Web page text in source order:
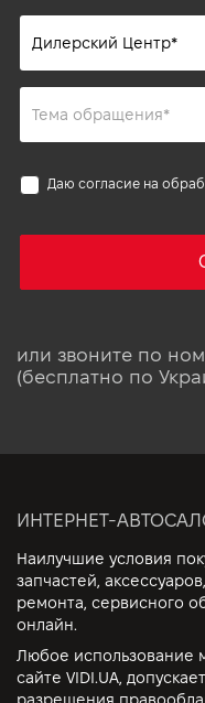
Даю согласие на
или звоните по
(бесплатно по
ИНТЕРНЕТ-
Наилучшие условия
запчастей,
ремонта, сервисного
онлайн.
Любое использование
сайте VIDI.UA,